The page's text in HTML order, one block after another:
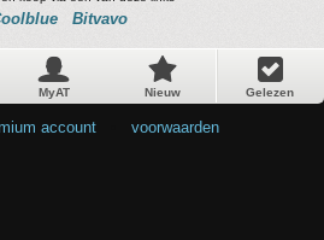
Bitvavo
MyAT Nieuw Gelezen
account voorwaarden